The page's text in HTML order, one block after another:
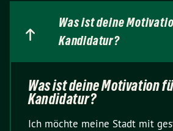
Was ist deine
Kandidatur?
Was ist deine Motivation
Kandidatur?
Ich möchte meine Stadt mit